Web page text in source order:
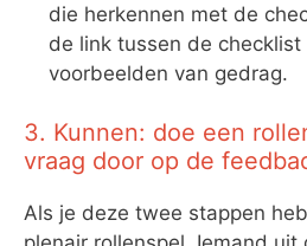
die herkennen met de
de link tussen de checklist
voorbeelden van gedrag.
3. Kunnen: doe een
vraag door op de
Als je deze twee stappen